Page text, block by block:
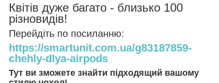
Квітів дуже багато - близько 100
різновидів!
Перейдіть по посиланню:
https://smartunit.com.ua/g83187859-
chehly-dlya-airpods
Тут ви зможете знайти підходящий вашому